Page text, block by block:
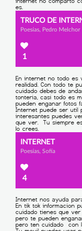
TRUCO DE
Poesías, Pedro Melchor
1
INTERNET
Poesías, Sofía
4